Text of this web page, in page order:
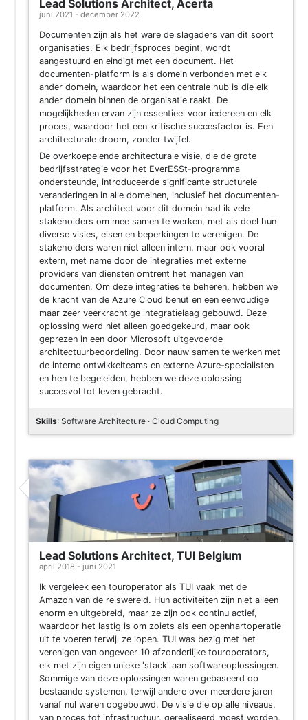
Lead Solutions Architect, Acerta
juni 2021 - december 2022
Documenten zijn als het ware de slagaders van dit soort
organisaties. Elk bedrijfsproces begint, wordt
aangestuurd en eindigt met een document. Het
documenten-platform is als domein verbonden met elk
ander domein, waardoor het een centrale hub is die elk
ander domein binnen de organisatie raakt. De
mogelijkheden ervan zijn essentieel voor iedereen en elk
proces, waardoor het een kritische succesfactor is. Een
architecturale droom, zonder twijfel.
De overkoepelende architecturale visie, die de grote
bedrijfsstrategie voor het EverESSt-programma
ondersteunde, introduceerde significante structurele
veranderingen in alle domeinen, inclusief het documenten-
platform. Als architect voor dit domein had ik vele
stakeholders om mee samen te werken, met als doel hun
diverse visies, eisen en beperkingen te verenigen. De
stakeholders waren niet alleen intern, maar ook vooral
extern, met name door de integraties met externe
providers van diensten omtrent het managen van
documenten. Om deze integraties te beheren, hebben we
de kracht van de Azure Cloud benut en een eenvoudige
maar zeer veerkrachtige integratielaag gebouwd. Deze
oplossing werd niet alleen goedgekeurd, maar ook
geprezen in een door Microsoft uitgevoerde
architectuurbeoordeling. Door nauw samen te werken met
de interne ontwikkelteams en externe Azure-specialisten
en hen te begeleiden, hebben we deze oplossing
succesvol tot leven gebracht.
Skills: Software Architecture · Cloud Computing
Lead Solutions Architect, TUI Belgium
april 2018 - juni 2021
Ik vergeleek een touroperator als TUI vaak met de
Amazon van de reiswereld. Hun activiteiten zijn niet alleen
enorm en uitgebreid, maar ze zijn ook continu actief,
waardoor het lastig is om zoiets als een openhartoperatie
uit te voeren terwijl ze lopen. TUI was bezig met het
verenigen van ongeveer 10 afzonderlijke touroperators,
elk met zijn eigen unieke 'stack' aan softwareoplossingen.
Sommige van deze oplossingen waren gebaseerd op
bestaande systemen, terwijl andere over meerdere jaren
vanaf nul waren opgebouwd. De visie die op alle niveaus,
van proces tot infrastructuur, gerealiseerd moest worden,